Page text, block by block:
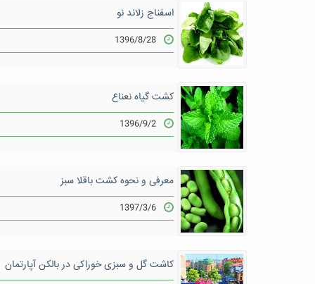
اسفناج زلاند نو
1396/8/28
کشت گیاه نعناع
1396/9/2
معرفی و نحوه کشت باقلا سبز
1397/3/6
کاشت گل و سبزی خوراکی در بالکن آپارتمان